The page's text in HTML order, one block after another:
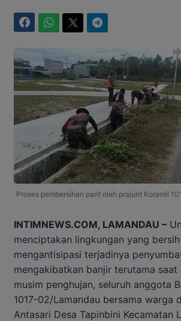
Proses pembersihan parit oleh prajurit Koramil
INTIMNEWS.COM, LAMANDAU –
menciptakan lingkungan yang
mengantisipasi terjadinya
mengakibatkan banjir terutama saat
musim penghujan, seluruh anggota
1017-02/Lamandau bersama warga
Antasari Desa Tapinbini Kecamatan